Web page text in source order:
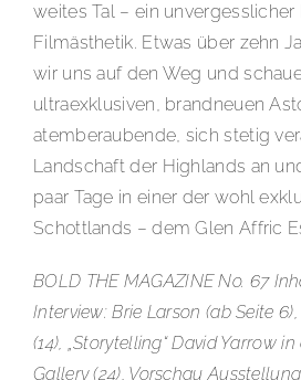
weites Tal – ein
Filmästhetik. Etwas über zehn
wir uns auf den Weg und
ultraexklusiven, brandneuen
atemberaubende, sich stetig
Landschaft der Highlands an
paar Tage in einer der wohl
Schottlands – dem Glen Affric
BOLD THE MAGAZINE No. 67
Interview: Brie Larson (ab Seite
(14), „Storytelling“ David Yarrow
Gallery (24), Vorschau